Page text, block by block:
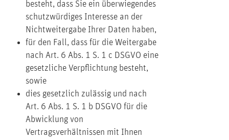
besteht, dass Sie ein überwiegendes
schutzwürdiges Interesse an der
Nichtweitergabe Ihrer Daten haben,
für den Fall, dass für die Weitergabe
nach Art. 6 Abs. 1 S. 1 c DSGVO eine
gesetzliche Verpflichtung besteht,
sowie
dies gesetzlich zulässig und nach
Art. 6 Abs. 1 S. 1 b DSGVO für die
Abwicklung von
Vertragsverhältnissen mit Ihnen